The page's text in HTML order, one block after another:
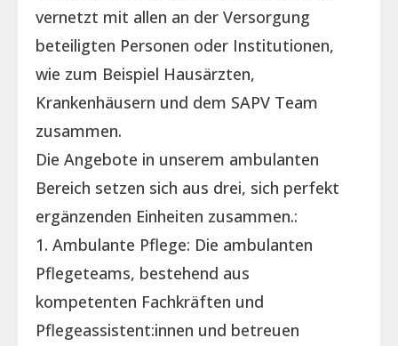
vernetzt mit allen an der Versorgung
beteiligten Personen oder Institutionen,
wie zum Beispiel Hausärzten,
Krankenhäusern und dem SAPV Team
zusammen.
Die Angebote in unserem ambulanten
Bereich setzen sich aus drei, sich perfekt
ergänzenden Einheiten zusammen.:
1. Ambulante Pflege: Die ambulanten
Pflegeteams, bestehend aus
kompetenten Fachkräften und
Pflegeassistent:innen und betreuen